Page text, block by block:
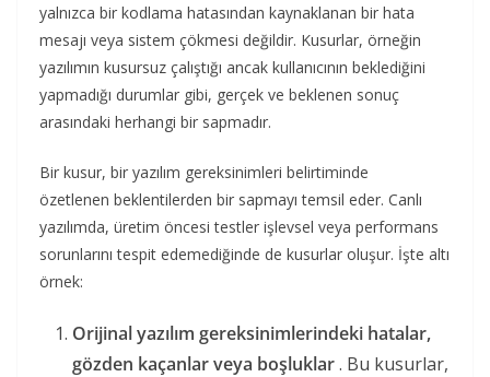
yalnızca bir kodlama hatasından kaynaklanan bir hata
mesajı veya sistem çökmesi değildir. Kusurlar, örneğin
yazılımın kusursuz çalıştığı ancak kullanıcının beklediğini
yapmadığı durumlar gibi, gerçek ve beklenen sonuç
arasındaki herhangi bir sapmadır.
Bir kusur, bir yazılım gereksinimleri belirtiminde
özetlenen beklentilerden bir sapmayı temsil eder. Canlı
yazılımda, üretim öncesi testler işlevsel veya performans
sorunlarını tespit edemediğinde de kusurlar oluşur. İşte altı
örnek:
Orijinal yazılım gereksinimlerindeki hatalar,
gözden kaçanlar veya boşluklar. Bu kusurlar,